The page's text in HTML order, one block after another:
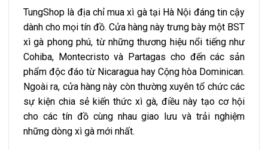
TungShop là địa chỉ mua xì gà tại Hà Nội đáng tin cậy
dành cho mọi tín đồ. Cửa hàng này trưng bày một BST
xì gà phong phú, từ những thương hiệu nổi tiếng như
Cohiba, Montecristo và Partagas cho đến các sản
phẩm độc đáo từ Nicaragua hay Cộng hòa Dominican.
Ngoài ra, cửa hàng này còn thường xuyên tổ chức các
sự kiện chia sẻ kiến thức xì gà, điều này tạo cơ hội
cho các tín đồ cùng nhau giao lưu và trải nghiệm
những dòng xì gà mới nhất.